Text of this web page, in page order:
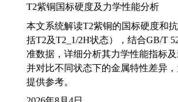
T2紫铜国标硬度及力学性能分析
本文系统解读T2紫铜的国标硬度和
括T2及T2_1/2H状态），结合GB/T
准数据，详细分析其力学性能指标及
并对比不同状态下的金属特性差异
提供参考。